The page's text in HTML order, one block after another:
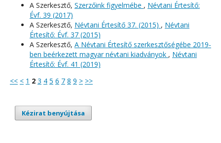
A Szerkesztő, Szerzőink figyelmébe , Névtani Értesítő:
Évf. 39 (2017)
A Szerkesztő, Névtani Értesítő 37. (2015) , Névtani
Értesítő: Évf. 37 (2015)
A Szerkesztő, A Névtani Értesítő szerkesztőségébe 2019-
ben beérkezett magyar névtani kiadványok , Névtani
Értesítő: Évf. 41 (2019)
<< < 1 2 3 4 5 6 7 8 9 > >>
Kézirat benyújtása